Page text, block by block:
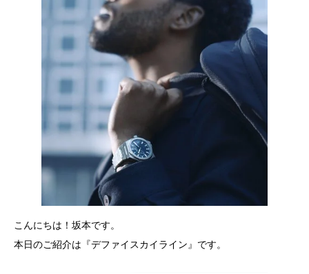
こんにちは！坂本です。
本日のご紹介は『デファイスカイライン』です。